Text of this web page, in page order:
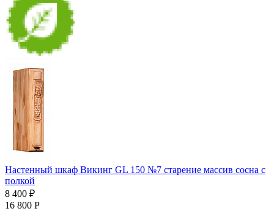
Настенный шкаф Викинг GL 150 №7 старение массив сосна с
полкой
8 400 ₽
16 800 Р